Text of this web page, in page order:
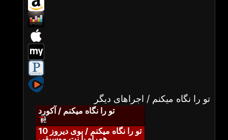
تو را نگاه میکنم / اجراهای دیگر
تو را نگاه میکنم / آکورد
تو را نگاه میکنم / بوی دیروز 10